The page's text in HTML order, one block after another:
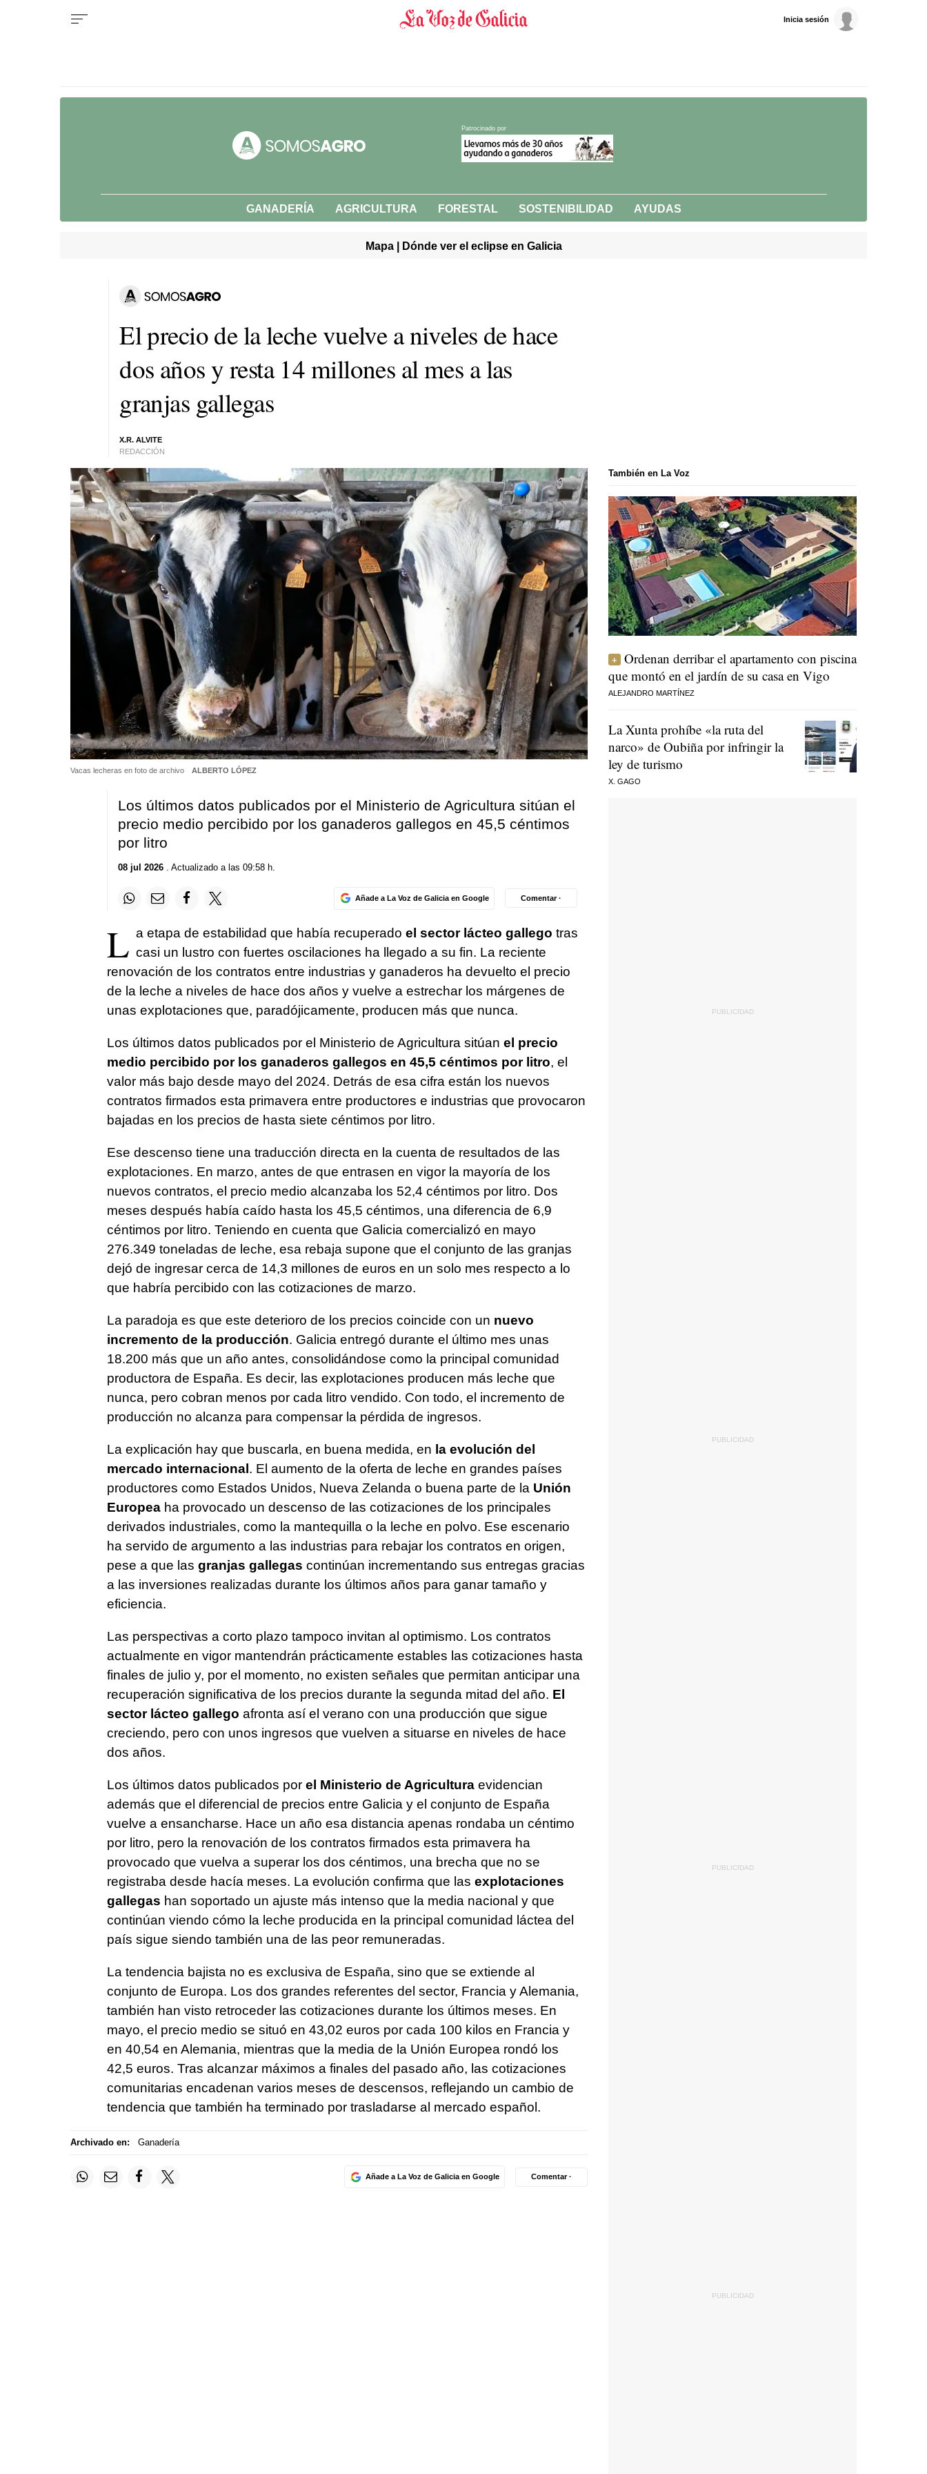
Inicia sesión
Patrocinado por
GANADERÍA AGRICULTURA FORESTAL SOSTENIBILIDAD AYUDAS
Mapa | Dónde ver el eclipse en Galicia
El precio de la leche vuelve a niveles de hace
dos años y resta 14 millones al mes a las
granjas gallegas
X.R. ALVITE
REDACCIÓN
Vacas lecheras en foto de archivo ALBERTO LÓPEZ
Los últimos datos publicados por el Ministerio de Agricultura sitúan el
precio medio percibido por los ganaderos gallegos en 45,5 céntimos
por litro
08 jul 2026. Actualizado a las 09:58 h.
Añade a La Voz de Galicia en Google Comentar ·
L a etapa de estabilidad que había recuperado el sector lácteo gallego tras
casi un lustro con fuertes oscilaciones ha llegado a su fin. La reciente
renovación de los contratos entre industrias y ganaderos ha devuelto el precio
de la leche a niveles de hace dos años y vuelve a estrechar los márgenes de
unas explotaciones que, paradójicamente, producen más que nunca.
Los últimos datos publicados por el Ministerio de Agricultura sitúan el precio
medio percibido por los ganaderos gallegos en 45,5 céntimos por litro, el
valor más bajo desde mayo del 2024. Detrás de esa cifra están los nuevos
contratos firmados esta primavera entre productores e industrias que provocaron
bajadas en los precios de hasta siete céntimos por litro.
Ese descenso tiene una traducción directa en la cuenta de resultados de las
explotaciones. En marzo, antes de que entrasen en vigor la mayoría de los
nuevos contratos, el precio medio alcanzaba los 52,4 céntimos por litro. Dos
meses después había caído hasta los 45,5 céntimos, una diferencia de 6,9
céntimos por litro. Teniendo en cuenta que Galicia comercializó en mayo
276.349 toneladas de leche, esa rebaja supone que el conjunto de las granjas
dejó de ingresar cerca de 14,3 millones de euros en un solo mes respecto a lo
que habría percibido con las cotizaciones de marzo.
La paradoja es que este deterioro de los precios coincide con un nuevo
incremento de la producción. Galicia entregó durante el último mes unas
18.200 más que un año antes, consolidándose como la principal comunidad
productora de España. Es decir, las explotaciones producen más leche que
nunca, pero cobran menos por cada litro vendido. Con todo, el incremento de
producción no alcanza para compensar la pérdida de ingresos.
La explicación hay que buscarla, en buena medida, en la evolución del
mercado internacional. El aumento de la oferta de leche en grandes países
productores como Estados Unidos, Nueva Zelanda o buena parte de la Unión
Europeaha provocado un descenso de las cotizaciones de los principales
derivados industriales, como la mantequilla o la leche en polvo. Ese escenario
ha servido de argumento a las industrias para rebajar los contratos en origen,
pese a que las granjas gallegas continúan incrementando sus entregas gracias
a las inversiones realizadas durante los últimos años para ganar tamaño y
eficiencia.
Las perspectivas a corto plazo tampoco invitan al optimismo. Los contratos
actualmente en vigor mantendrán prácticamente estables las cotizaciones hasta
finales de julio y, por el momento, no existen señales que permitan anticipar una
recuperación significativa de los precios durante la segunda mitad del año. El
sector lácteo gallego afronta así el verano con una producción que sigue
creciendo, pero con unos ingresos que vuelven a situarse en niveles de hace
dos años.
Los últimos datos publicados porel Ministerio de Agriculturaevidencian
además que el diferencial de precios entre Galicia y el conjunto de España
vuelve a ensancharse. Hace un año esa distancia apenas rondaba un céntimo
por litro, pero la renovación de los contratos firmados esta primavera ha
provocado que vuelva a superar los dos céntimos, una brecha que no se
registraba desde hacía meses. La evolución confirma que las explotaciones
gallegas han soportado un ajuste más intenso que la media nacional y que
continúan viendo cómo la leche producida en la principal comunidad láctea del
país sigue siendo también una de las peor remuneradas.
La tendencia bajista no es exclusiva de España, sino que se extiende al
conjunto de Europa. Los dos grandes referentes del sector, Francia y Alemania,
también han visto retroceder las cotizaciones durante los últimos meses. En
mayo, el precio medio se situó en 43,02 euros por cada 100 kilos en Francia y
en 40,54 en Alemania, mientras que la media de la Unión Europea rondó los
42,5 euros. Tras alcanzar máximos a finales del pasado año, las cotizaciones
comunitarias encadenan varios meses de descensos, reflejando un cambio de
tendencia que también ha terminado por trasladarse al mercado español.
Archivado en: Ganadería
Añade a La Voz de Galicia en Google Comentar ·
También en La Voz
Ordenan derribar el apartamento con piscina
que montó en el jardín de su casa en Vigo
ALEJANDRO MARTÍNEZ
La Xunta prohíbe «la ruta del
narco» de Oubiña por infringir la
ley de turismo
X. GAGO